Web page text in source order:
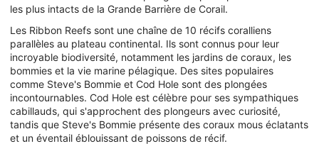
les plus intacts de la Grande Barrière de Corail.
Les Ribbon Reefs sont une chaîne de 10 récifs coralliens
parallèles au plateau continental. Ils sont connus pour leur
incroyable biodiversité, notamment les jardins de coraux, les
bommies et la vie marine pélagique. Des sites populaires
comme Steve's Bommie et Cod Hole sont des plongées
incontournables. Cod Hole est célèbre pour ses sympathiques
cabillauds, qui s'approchent des plongeurs avec curiosité,
tandis que Steve's Bommie présente des coraux mous éclatants
et un éventail éblouissant de poissons de récif.